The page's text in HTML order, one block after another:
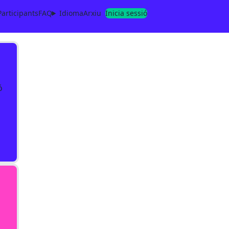
FAQ IdiomaArxiu Inicia sessió